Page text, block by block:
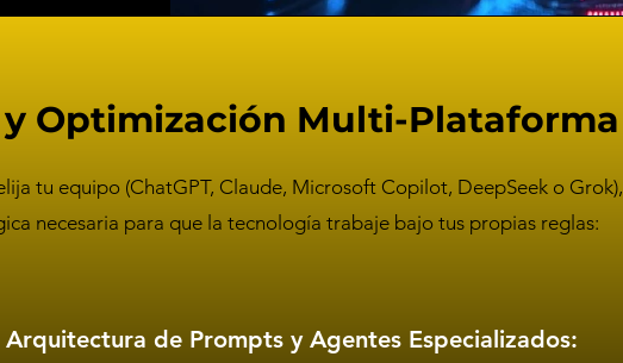
Optimización Multi-Plataforma
tu equipo (ChatGPT, Claude, Microsoft Copilot, DeepSeek o Grok),
necesaria para que la tecnología trabaje bajo tus propias reglas:
Arquitectura de Prompts y Agentes Especializados: